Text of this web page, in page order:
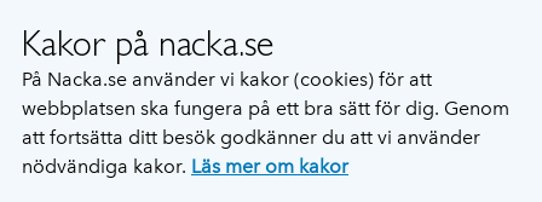
Kakor på nacka.se
På Nacka.se använder vi kakor (cookies) för att
webbplatsen ska fungera på ett bra sätt för dig. Genom
att fortsätta ditt besök godkänner du att vi använder
nödvändiga kakor. Läs mer om kakor